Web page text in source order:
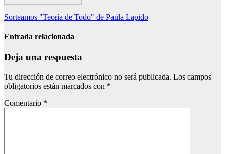
Navegación
de
Sorteamos "Teoría de Todo" de Paula Lapido
Entrada relacionada
Deja una respuesta
Tu dirección de correo electrónico no será publicada. Los campos
obligatorios están marcados con *
Comentario *